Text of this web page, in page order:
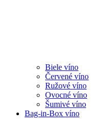
Biele víno
Červené víno
Ružové víno
Ovocné víno
Šumivé víno
Bag-in-Box víno